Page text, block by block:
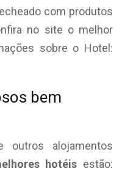
com produtos
no site o melhor
sobre o Hotel:
bem
outros alojamentos
hotéis estão: